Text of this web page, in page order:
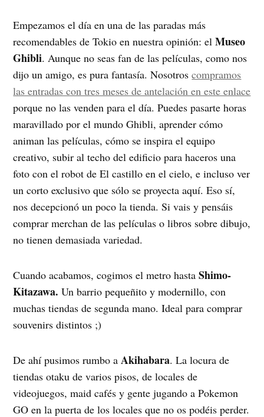
Empezamos el día en una de las paradas más
recomendables de Tokio en nuestra opinión: elMuseo
Ghibli. Aunque no seas fan de las películas, como nos
dijo un amigo, es pura fantasía. Nosotroscompramos
las entradas con tres meses de antelación en este enlace
porque no las venden para el día. Puedes pasarte horas
maravillado por el mundo Ghibli, aprender cómo
animan las películas, cómo se inspira el equipo
creativo, subir al techo del edificio para haceros una
foto con el robot de El castillo en el cielo, e incluso ver
un corto exclusivo que sólo se proyecta aquí. Eso sí,
nos decepcionó un poco la tienda. Si vais y pensáis
comprar merchan de las películas o libros sobre dibujo,
no tienen demasiada variedad.
Cuando acabamos, cogimos el metro hastaShimo-
Kitazawa. Un barrio pequeñito y modernillo, con
muchas tiendas de segunda mano. Ideal para comprar
souvenirs distintos ;)
De ahí pusimos rumbo a Akihabara. La locura de
tiendas otaku de varios pisos, de locales de
videojuegos, maid cafés y gente jugando a Pokemon
GO en la puerta de los locales que no os podéis perder.